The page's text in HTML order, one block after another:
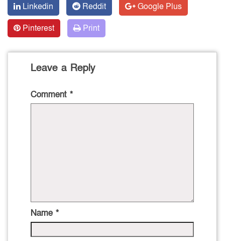
Linkedin
Reddit
Google Plus
Pinterest
Print
Leave a Reply
Comment *
Name *